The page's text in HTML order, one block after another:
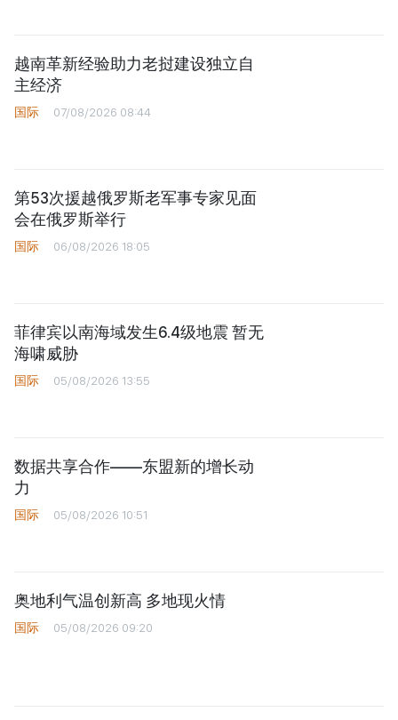
越南革新经验助力老挝建设独立自
主经济
国际 07/08/2026 08:44
第53次援越俄罗斯老军事专家见面
会在俄罗斯举行
国际 06/08/2026 18:05
菲律宾以南海域发生6.4级地震 暂无
海啸威胁
国际 05/08/2026 13:55
数据共享合作——东盟新的增长动
力
国际 05/08/2026 10:51
奥地利气温创新高 多地现火情
国际 05/08/2026 09:20